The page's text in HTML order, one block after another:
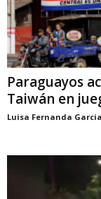
Paraguayos
Taiwán en
Luisa Fernanda